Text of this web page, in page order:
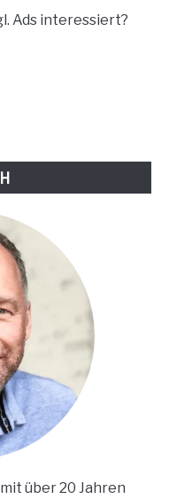
Ads interessiert?
über 20 Jahren